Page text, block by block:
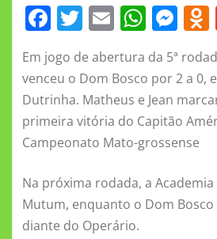
F
c
e
b
o
o
k
T
w
it
te
r
E
ai
l
W
h
at
s
A
p
p
M
ss
e
n
g
er
d
Em jogo de abertura da 5ª
venceu o Dom Bosco por 2 a 0,
Dutrinha. Matheus e Jean
primeira vitória do Capitão
Campeonato Mato-grossense
Na próxima rodada, a
Mutum, enquanto o Dom Bosco
diante do Operário.